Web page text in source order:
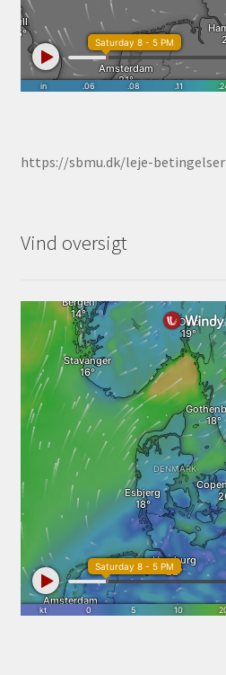
https://sbmu.dk/leje-betingelser
Vind oversigt